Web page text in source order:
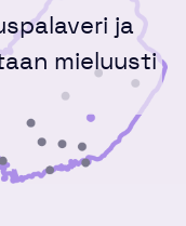
ja
mieluusti